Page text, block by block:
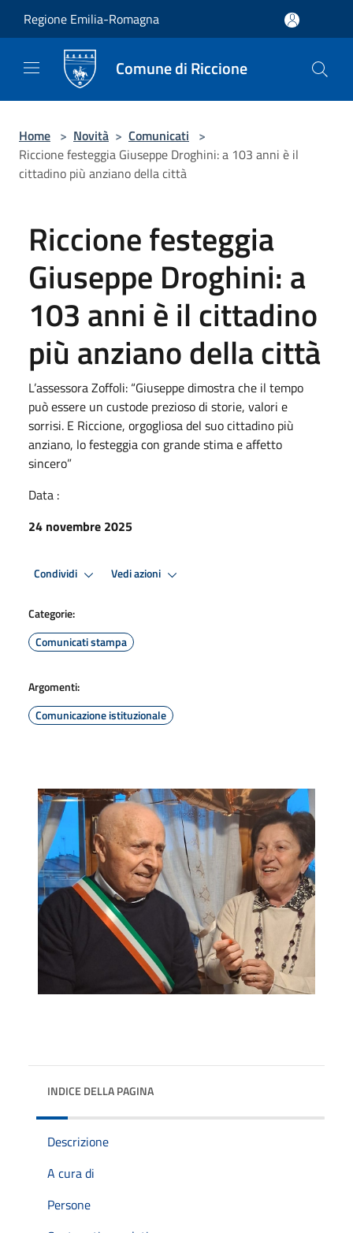
Regione Emilia-Romagna
Comune di Riccione
Home > Novità > Comunicati >
Riccione festeggia Giuseppe Droghini: a 103 anni è il
cittadino più anziano della città
Riccione festeggia
Giuseppe Droghini: a
103 anni è il cittadino
più anziano della città
L’assessora Zoffoli: “Giuseppe dimostra che il tempo
può essere un custode prezioso di storie, valori e
sorrisi. E Riccione, orgogliosa del suo cittadino più
anziano, lo festeggia con grande stima e affetto
sincero”
Data :
24 novembre 2025
Condividi Vedi azioni
Categorie:
Comunicati stampa
Argomenti:
Comunicazione istituzionale
INDICE DELLA PAGINA
Descrizione
A cura di
Persone